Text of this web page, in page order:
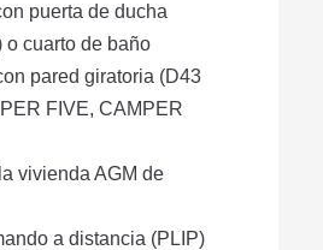
puerta de ducha
o cuarto de baño
pared giratoria (D43
FIVE, CAMPER
vivienda AGM de
a distancia (PLIP)